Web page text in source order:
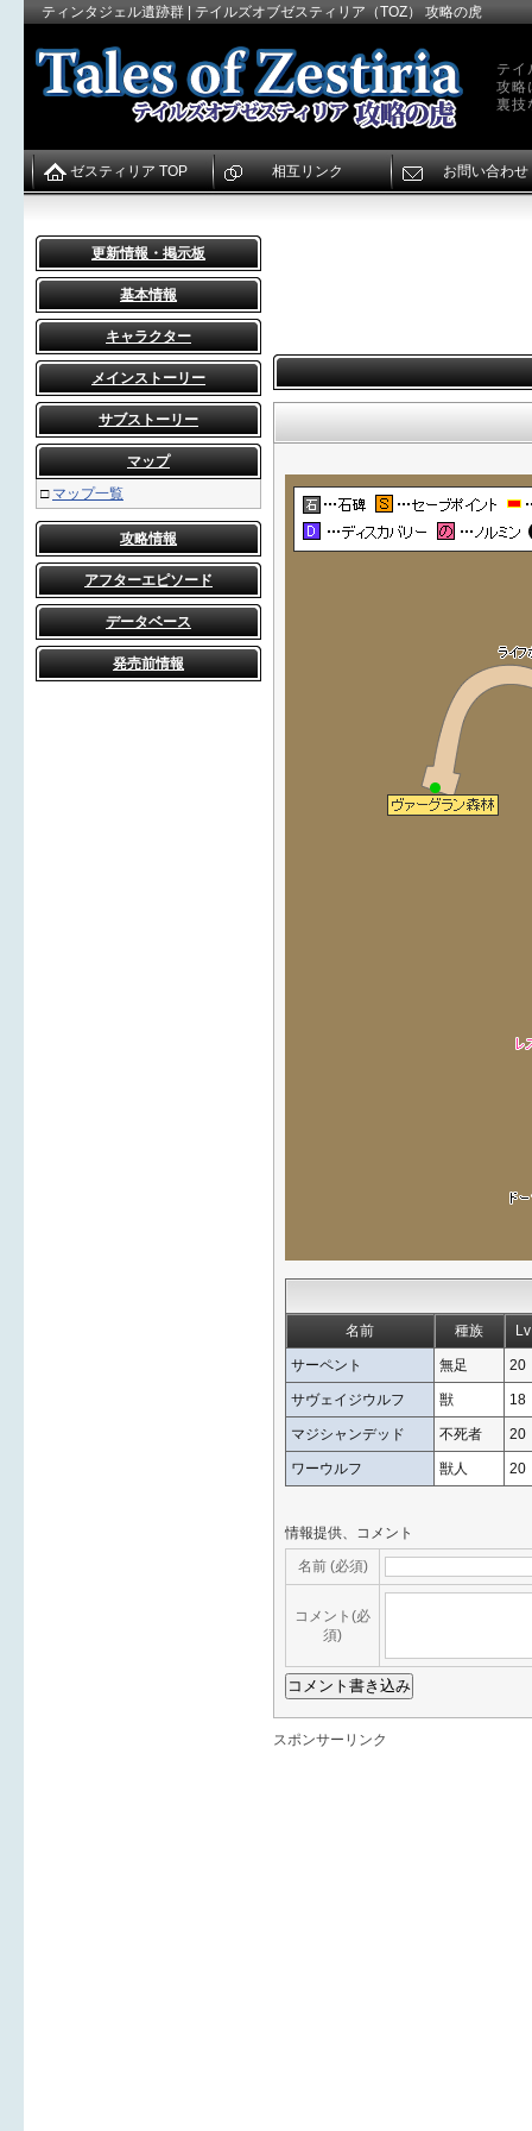
ティンタジェル遺跡群 | テイルズオブゼスティリア（TOZ） 攻略の虎
テイ
攻略
裏技
更新情報・掲示板
基本情報
キャラクター
メインストーリー
サブストーリー
マップ
□ マップ一覧
攻略情報
アフターエピソード
データベース
発売前情報
名前 種族 Lv
サーペント 無足 20
サヴェイジウルフ 獣 18
マジシャンデッド 不死者 20
ワーウルフ 獣人 20
情報提供、コメント
名前 (必須)
コメント(必
須)
スポンサーリンク
ゼスティリア TOP 相互リンク お問い合わせ